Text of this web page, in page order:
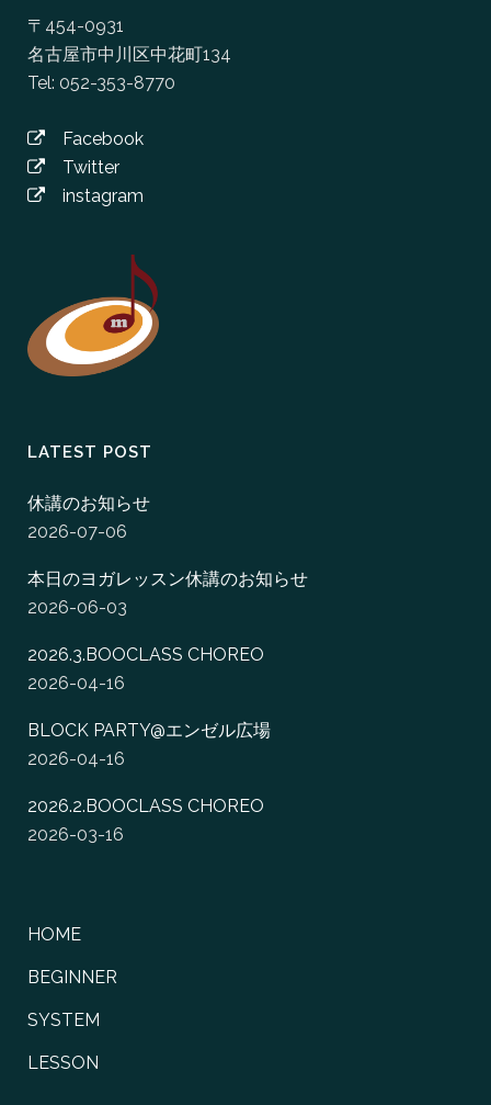
〒454-0931
名古屋市中川区中花町134
Tel: 052-353-8770
Facebook
Twitter
instagram
LATEST POST
休講のお知らせ
2026-07-06
本日のヨガレッスン休講のお知らせ
2026-06-03
2026.3.BOOCLASS CHOREO
2026-04-16
BLOCK PARTY@エンゼル広場
2026-04-16
2026.2.BOOCLASS CHOREO
2026-03-16
HOME
BEGINNER
SYSTEM
LESSON